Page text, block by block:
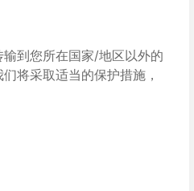
到您所在国家/地区以外的
将采取适当的保护措施，